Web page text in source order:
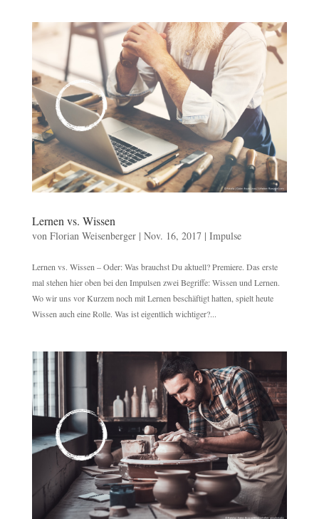
Lernen vs. Wissen
von Florian Weisenberger| Nov. 16, 2017| Impulse
Lernen vs. Wissen – Oder: Was brauchst Du aktuell? Premiere. Das erste
mal stehen hier oben bei den Impulsen zwei Begriffe: Wissen und Lernen.
Wo wir uns vor Kurzem noch mit Lernen beschäftigt hatten, spielt heute
Wissen auch eine Rolle. Was ist eigentlich wichtiger?...